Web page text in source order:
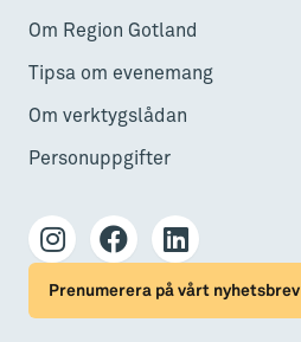
Om Region Gotland
Tipsa om evenemang
Om verktygslådan
Personuppgifter
Prenumerera på vårt nyhetsbrev